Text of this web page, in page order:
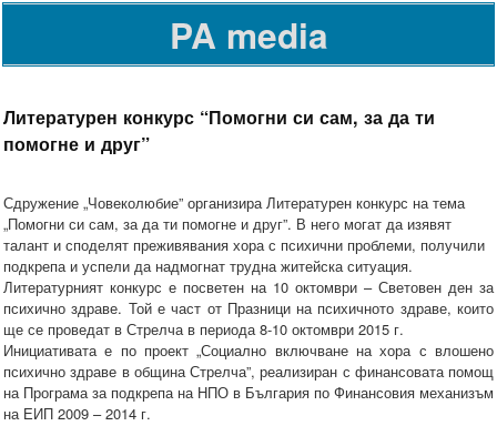
PA media
Литературен конкурс “Помогни си сам, за да ти
помогне и друг”
Сдружение „Човеколюбие” организира Литературен конкурс на тема
„Помогни си сам, за да ти помогне и друг”. В него могат да изявят
талант и споделят преживявания хора с психични проблеми, получили
подкрепа и успели да надмогнат трудна житейска ситуация.
Литературният конкурс е посветен на 10 октомври – Световен ден за
психично здраве. Той е част от Празници на психичното здраве, които
ще се проведат в Стрелча в периода 8-10 октомври 2015 г.
Инициативата е по проект „Социално включване на хора с влошено
психично здраве в община Стрелча”, реализиран с финансовата помощ
на Програма за подкрепа на НПО в България по Финансовия механизъм
на ЕИП 2009 – 2014 г.